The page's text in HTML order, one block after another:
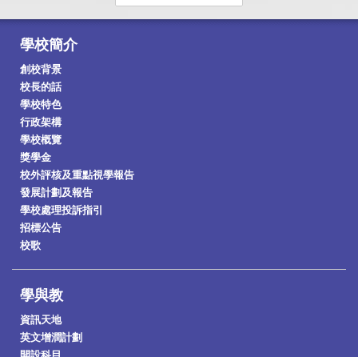
學校簡介
創校背景
校長的話
學校特色
行政架構
學校概覽
獎學金
校外評核及重點視學報告
發展計劃及報告
學校處理投訴指引
招標公告
校歌
學與教
資訊天地
英文增潤計劃